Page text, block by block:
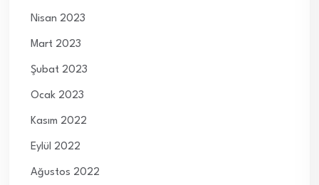
Nisan 2023
Mart 2023
Şubat 2023
Ocak 2023
Kasım 2022
Eylül 2022
Ağustos 2022